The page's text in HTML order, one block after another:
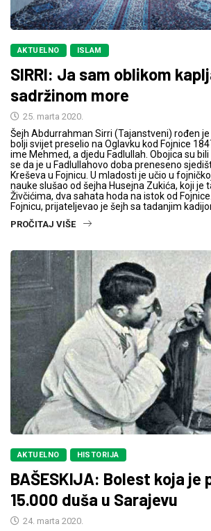
AKTUELNO ISLAM
SIRRI: Ja sam oblikom
sadržinom more
25. marta 2020.
Šejh Abdurrahman Sirri (Tajanstveni) rođen je
bolji svijet preselio na Oglavku kod Fojnice
ime Mehmed, a djedu Fadlullah. Obojica su
se da je u Fadlullahovo doba preneseno
Kreševa u Fojnicu. U mladosti je učio u
nauke slušao od šejha Husejna Zukića, koji je
Živčićima, dva sahata hoda na istok od
Fojnicu, prijateljevao je šejh sa tadanjim
PROČITAJ VIŠE
AKTUELNO HISTORIJA
BAŠESKIJA: Bolest koja je
15.000 duša u Sarajevu
24. marta 2020.